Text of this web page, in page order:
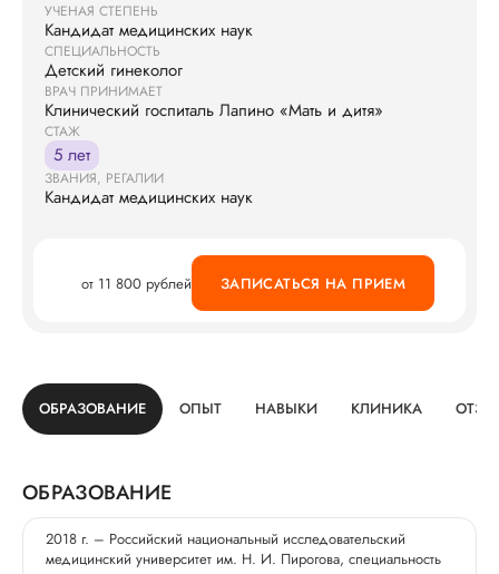
УЧЕНАЯ СТЕПЕНЬ
Кандидат медицинских наук
СПЕЦИАЛЬНОСТЬ
Детский гинеколог
ВРАЧ ПРИНИМАЕТ
Клинический госпиталь Лапино «Мать и дитя»
СТАЖ
5 лет
ЗВАНИЯ, РЕГАЛИИ
Кандидат медицинских наук
от 11 800 рублей ЗАПИСАТЬСЯ НА ПРИЕМ
ОБРАЗОВАНИЕ ОПЫТ НАВЫКИ КЛИНИКА
ОБРАЗОВАНИЕ
2018 г. – Российский национальный исследовательский
медицинский университет им. Н. И. Пирогова, специальность